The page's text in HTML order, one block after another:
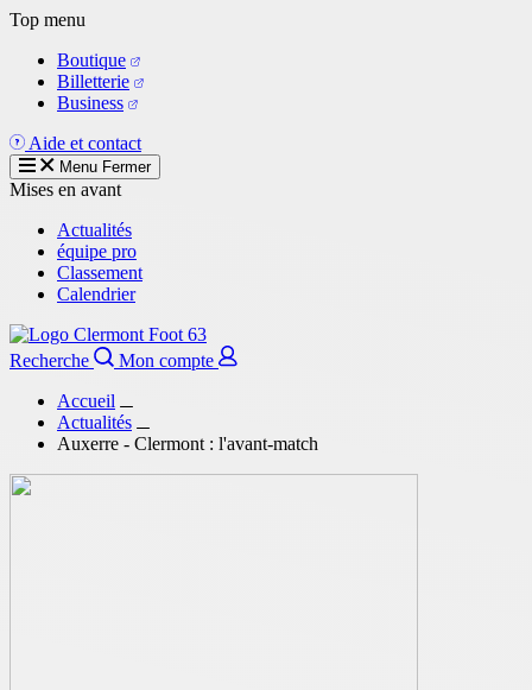
Aller
contenu
principal
Top menu
Boutique
Billetterie
Business
Aide et contact
Menu Fermer
Mises en avant
Actualités
équipe pro
Classement
Calendrier
Recherche
Mon compte
Accueil
Actualités
Auxerre - Clermont : l'avant-match